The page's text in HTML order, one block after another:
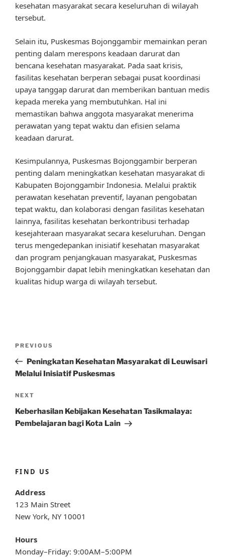
kesehatan masyarakat secara keseluruhan di wilayah
tersebut.
Selain itu, Puskesmas Bojonggambir memainkan peran
penting dalam merespons keadaan darurat dan
bencana kesehatan masyarakat. Pada saat krisis,
fasilitas kesehatan berperan sebagai pusat koordinasi
upaya tanggap darurat dan memberikan bantuan medis
kepada mereka yang membutuhkan. Hal ini
memastikan bahwa anggota masyarakat menerima
perawatan yang tepat waktu dan efisien selama
keadaan darurat.
Kesimpulannya, Puskesmas Bojonggambir berperan
penting dalam meningkatkan kesehatan masyarakat di
Kabupaten Bojonggambir Indonesia. Melalui praktik
perawatan kesehatan preventif, layanan pengobatan
tepat waktu, dan kolaborasi dengan fasilitas kesehatan
lainnya, fasilitas kesehatan berkontribusi terhadap
kesejahteraan masyarakat secara keseluruhan. Dengan
terus mengedepankan inisiatif kesehatan masyarakat
dan program penjangkauan masyarakat, Puskesmas
Bojonggambir dapat lebih meningkatkan kesehatan dan
kualitas hidup warga di wilayah tersebut.
Previous
Post
PREVIOUS
Peningkatan Kesehatan Masyarakat di Leuwisari
Melalui Inisiatif Puskesmas
Next
Post
NEXT
Keberhasilan Kebijakan Kesehatan Tasikmalaya:
Pembelajaran bagi Kota Lain
FIND US
Address
123 Main Street
New York, NY 10001
Hours
Monday–Friday: 9:00AM–5:00PM